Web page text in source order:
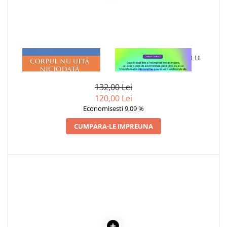
Literatura Romana
Carte Prescolara, Joc
1 x CORPUL NU UITA
NICIODATA
1 x VINDECAREA COPILULUI
INTERIOR
132,00 Lei
120,00 Lei
Economisesti 9,09 %
CUMPARA-LE IMPREUNA